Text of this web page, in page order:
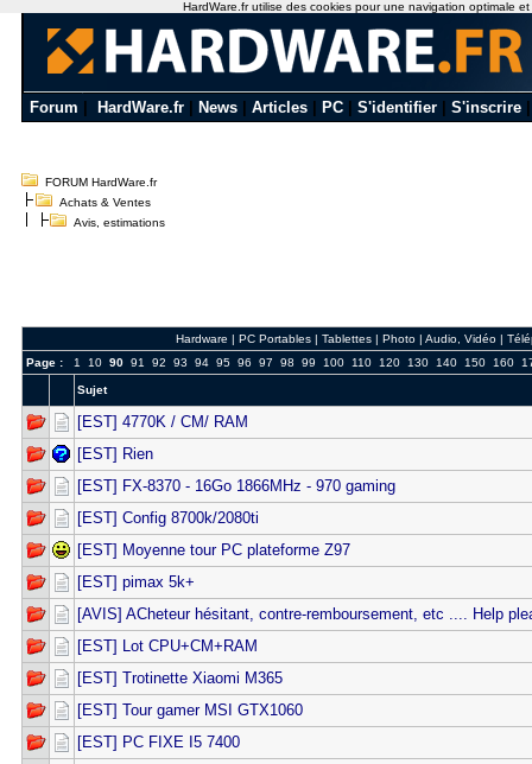
Forum HardWare.fr News Articles PC S'identifier S'inscrire
FORUM HardWare.fr
Achats & Ventes
Avis, estimations
Hardware |PC Portables |Tablettes |Photo |Audio, Vidéo |
Page :
1 10 90 91 92 93 94 95 96 97 98 99 100 110 120 130 140 150 160
Sujet
[EST] 4770K / CM/ RAM
[EST] Rien
[EST] FX-8370 - 16Go 1866MHz - 970 gaming
[EST] Config 8700k/2080ti
[EST] Moyenne tour PC plateforme Z97
[EST] pimax 5k+
[AVIS] ACheteur hésitant, contre-remboursement, etc .... Help
[EST] Lot CPU+CM+RAM
[EST] Trotinette Xiaomi M365
[EST] Tour gamer MSI GTX1060
[EST] PC FIXE I5 7400
HardWare.fr utilise des cookies pour une navigation optimale